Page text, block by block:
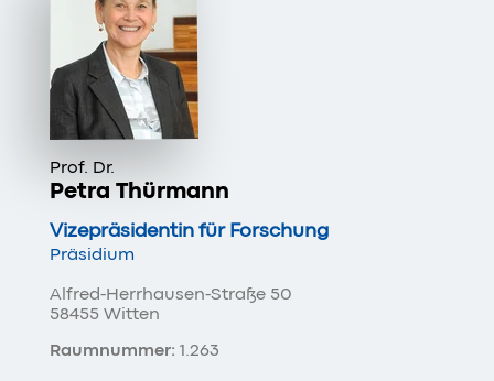
Prof. Dr.
Petra Thürmann
Vizepräsidentin für Forschung
Präsidium
Alfred-Herrhausen-Straße 50
58455 Witten
Raumnummer: 1.263